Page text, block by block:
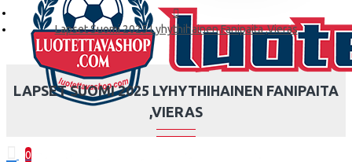
0
Lapset Suomi 2025 Lyhythihainen Fanipaita ,Vieras
LAPSET SUOMI 2025 LYHYTHIHAINEN FANIPAITA
,VIERAS